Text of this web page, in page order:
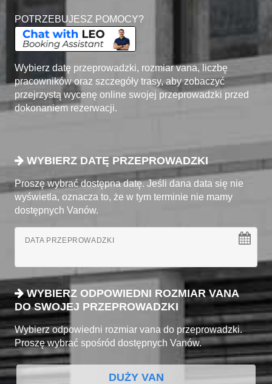
POTRZEBUJESZ POMOCY?
Wybierz datę przeprowadzki, rozmiar vana, liczbę
pracowników oraz szczegóły trasy, aby zobaczyć
przejrzystą wycenę online swojej przeprowadzki przed
dokonaniem rezerwacji.
WYBIERZ DATĘ PRZEPROWADZKI
Proszę wybrać dostępna datę. Jeśli dana data się nie
wyświetla, oznacza to, że w tym terminie nie mamy
dostępnych Vanów.
DATA PRZEPROWADZKI
WYBIERZ ODPOWIEDNI ROZMIAR VANA
DO SWOJEJ PRZEPROWADZKI
Wybierz odpowiedni rozmiar vana do przeprowadzki.
Proszę wybrać spośród dostępnych Vanów.
DUŻY VAN